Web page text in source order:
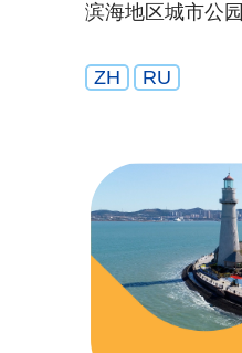
滨海地区城市公
ZH RU